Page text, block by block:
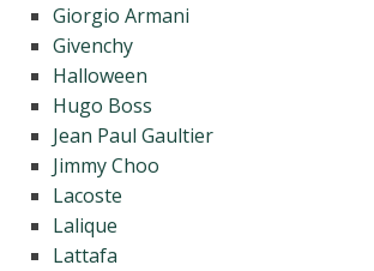
Giorgio Armani
Givenchy
Halloween
Hugo Boss
Jean Paul Gaultier
Jimmy Choo
Lacoste
Lalique
Lattafa